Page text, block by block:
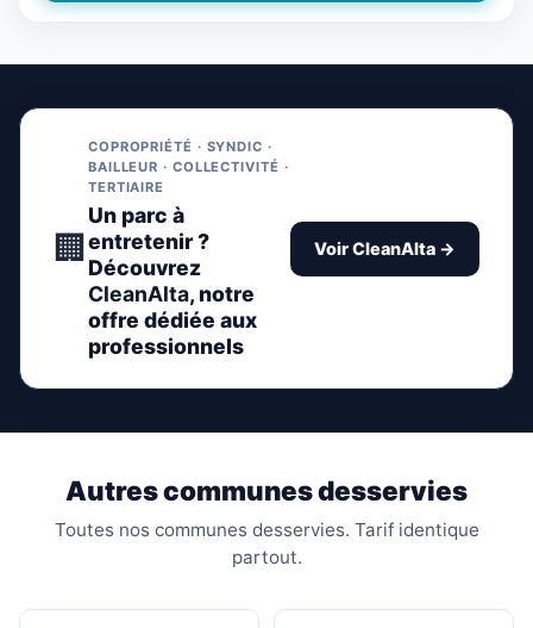
🏢
COPROPRIÉTÉ · SYNDIC ·
BAILLEUR · COLLECTIVITÉ ·
TERTIAIRE
Un parc à
entretenir ?
Découvrez
CleanAlta, notre
offre dédiée aux
professionnels
Voir CleanAlta →
Autres communes desservies
Toutes nos communes desservies. Tarif identique
partout.